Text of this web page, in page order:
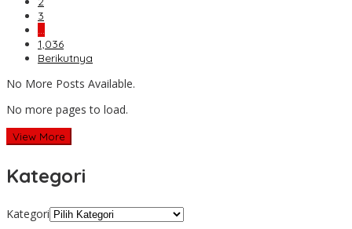
3
…
1,036
Berikutnya
No More Posts Available.
No more pages to load.
View More
Kategori
Kategori